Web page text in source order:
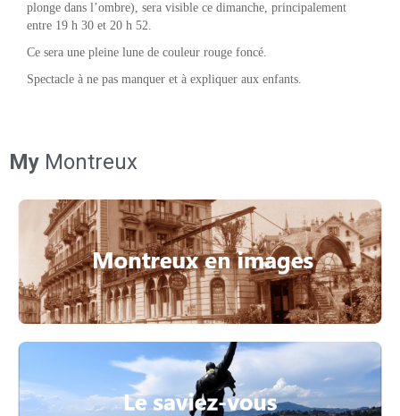
plonge dans l’ombre), sera visible ce dimanche, principalement
entre 19 h 30 et 20 h 52.
Ce sera une pleine lune de couleur rouge foncé.
Spectacle à ne pas manquer et à expliquer aux enfants.
My Montreux